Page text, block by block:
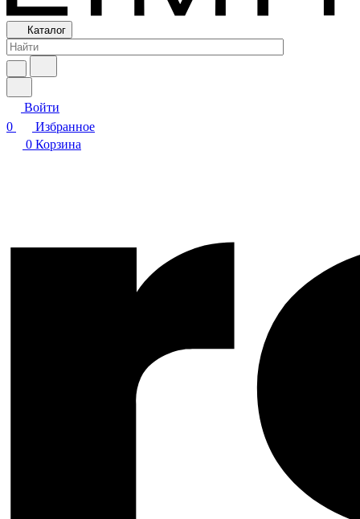
Каталог
Войти
0
Избранное
0 Корзина